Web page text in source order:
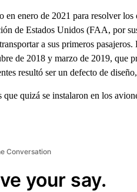
enero de 2021 para resolver los
de Estados Unidos (FAA, por
a sus primeros
de 2018 y marzo de 2019, que
resultó ser un defecto de
quizá se instalaron en los
Conversation
your say.